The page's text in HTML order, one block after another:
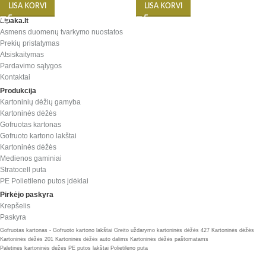
LISA KORVI LISA KORVI
Lipaka.lt
Asmens duomenų tvarkymo nuostatos
Prekių pristatymas
Atsiskaitymas
Pardavimo sąlygos
Kontaktai
Produkcija
Kartoninių dėžių gamyba
Kartoninės dėžės
Gofruotas kartonas
Gofruoto kartono lakštai
Kartoninės dėžės
Medienos gaminiai
Stratocell puta
PE Polietileno putos įdėklai
Pirkėjo paskyra
Krepšelis
Paskyra
Gofruotas kartonas - Gofruoto kartono lakštai Greito uždarymo kartoninės dėžės 427 Kartoninės dėžės
Kartoninės dėžės 201 Kartoninės dėžės auto dalims Kartoninės dėžės paštomatams
Paletinės kartoninės dėžės PE putos lakštai Polietileno puta